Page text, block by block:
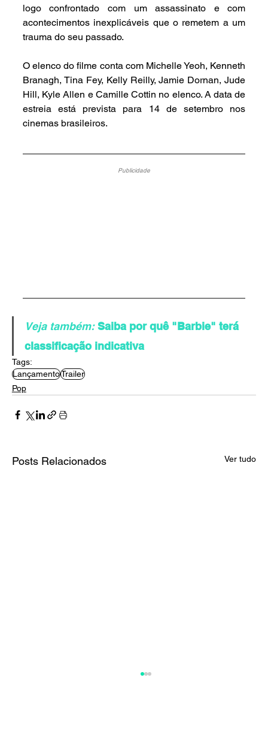
logo confrontado com um assassinato e com
acontecimentos inexplicáveis que o remetem a um
trauma do seu passado.
O elenco do filme conta com Michelle Yeoh, Kenneth
Branagh, Tina Fey, Kelly Reilly, Jamie Dornan, Jude
Hill, Kyle Allen e Camille Cottin no elenco. A data de
estreia está prevista para 14 de setembro nos
cinemas brasileiros.
Publicidade
Veja também: Saiba por quê "Barbie" terá
classificação indicativa
Tags:
LançamentoTrailer
Pop
Posts Relacionados Ver tudo